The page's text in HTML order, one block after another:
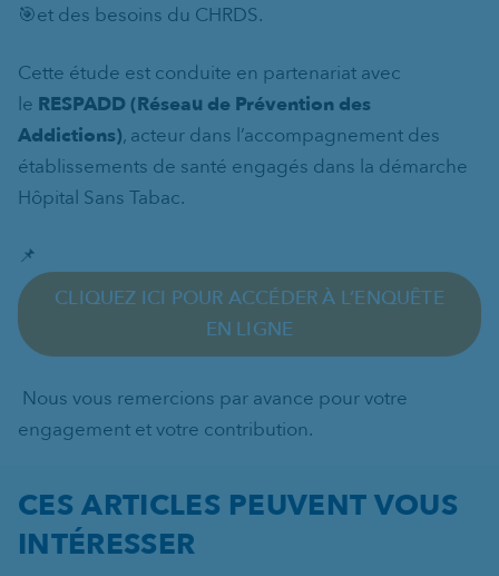
🎯et des besoins du CHRDS.
Cette étude est conduite en partenariat avec
le RESPADD (Réseau de Prévention des
Addictions), acteur dans l’accompagnement des
établissements de santé engagés dans la démarche
Hôpital Sans Tabac.
📌
CLIQUEZ ICI POUR ACCÉDER À L’ENQUÊTE
EN LIGNE
Nous vous remercions par avance pour votre
engagement et votre contribution.
CES ARTICLES PEUVENT VOUS
INTÉRESSER